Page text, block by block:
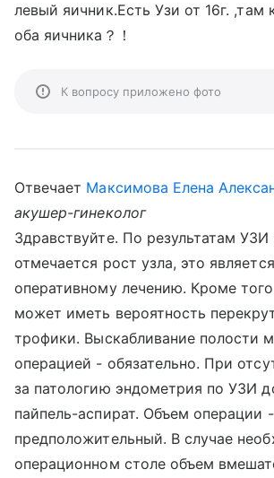
левый яичник.Есть Узи от 16г. ,там
оба яичника？！
К вопросу приложено фото
Отвечает Максимова Елена
акушер-гинеколог
Здравствуйте. По результатам
отмечается рост узла, это
оперативному лечению. Кроме
может иметь вероятность
трофики. Выскабливание полости
операцией - обязательно. При
за патологию эндометрия по УЗИ
пайпель-аспират. Объем операции -
предположительный. В случае
операционном столе объем